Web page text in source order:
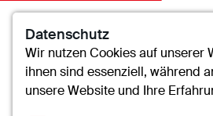
Caritas-Krankenhaus
Datenschutz
Wir nutzen Cookies auf unserer
ihnen sind essenziell, während
unsere Website und Ihre